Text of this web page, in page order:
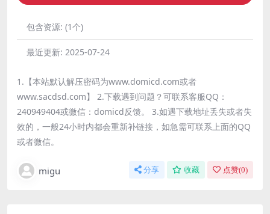
包含资源: (1个)
最近更新: 2025-07-24
1.【本站默认解压密码为www.domicd.com或者
www.sacdsd.com】 2.下载遇到问题？可联系客服QQ：
240949404或微信：domicd反馈。 3.如遇下载地址丢失或者失
效的，一般24小时内都会重新补链接，如急需可联系上面的QQ
或者微信。
migu 分享 收藏 点赞(0)